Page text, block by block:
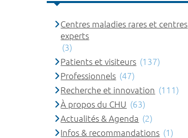
Centres maladies rares et centres
experts
(3)
Patients et visiteurs (137)
Professionnels (47)
Recherche et innovation (111)
À propos du CHU (63)
Actualités & Agenda (2)
Infos & recommandations (1)